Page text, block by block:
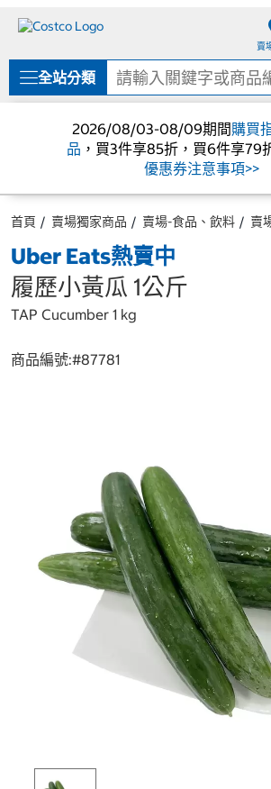
單
賣
全站分類
2026/08/03-08/09期間購買
品 ，買3件享85折，買6件享79
優惠券注意事項>>
首頁 賣場獨家商品 賣場-食品、飲料 賣
Uber Eats熱賣中
履歷小黃瓜 1公斤
TAP Cucumber 1 kg
商品編號:#87781